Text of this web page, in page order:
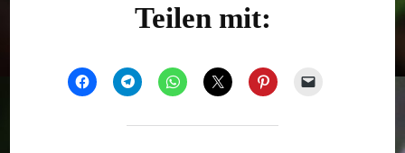
Teilen mit: